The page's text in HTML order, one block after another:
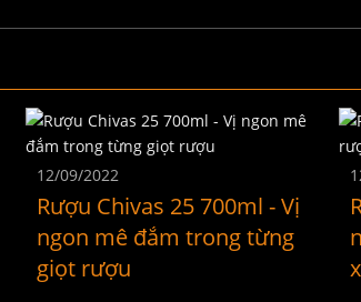
12/09/2022
Rượu Chivas 25 700ml - Vị
ngon mê đắm trong từng
giọt rượu